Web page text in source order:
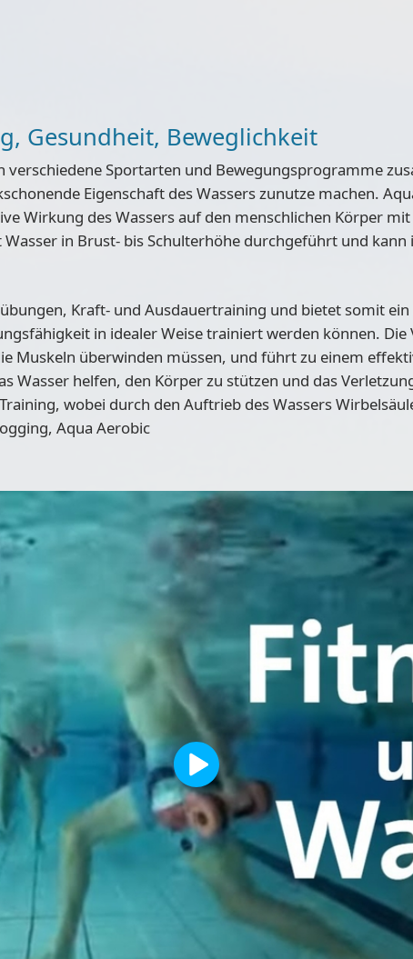
Gesundheit, Beweglichkeit
verschiedene Sportarten und Bewegungsprogramme
Eigenschaft des Wassers zunutze machen.
Wirkung des Wassers auf den menschlichen Körper
in Brust- bis Schulterhöhe durchgeführt und
Kraft- und Ausdauertraining und bietet somit
in idealer Weise trainiert werden können. Die
Muskeln überwinden müssen, und führt zu einem
Wasser helfen, den Körper zu stützen und das
wobei durch den Auftrieb des Wassers
Aqua Aerobic